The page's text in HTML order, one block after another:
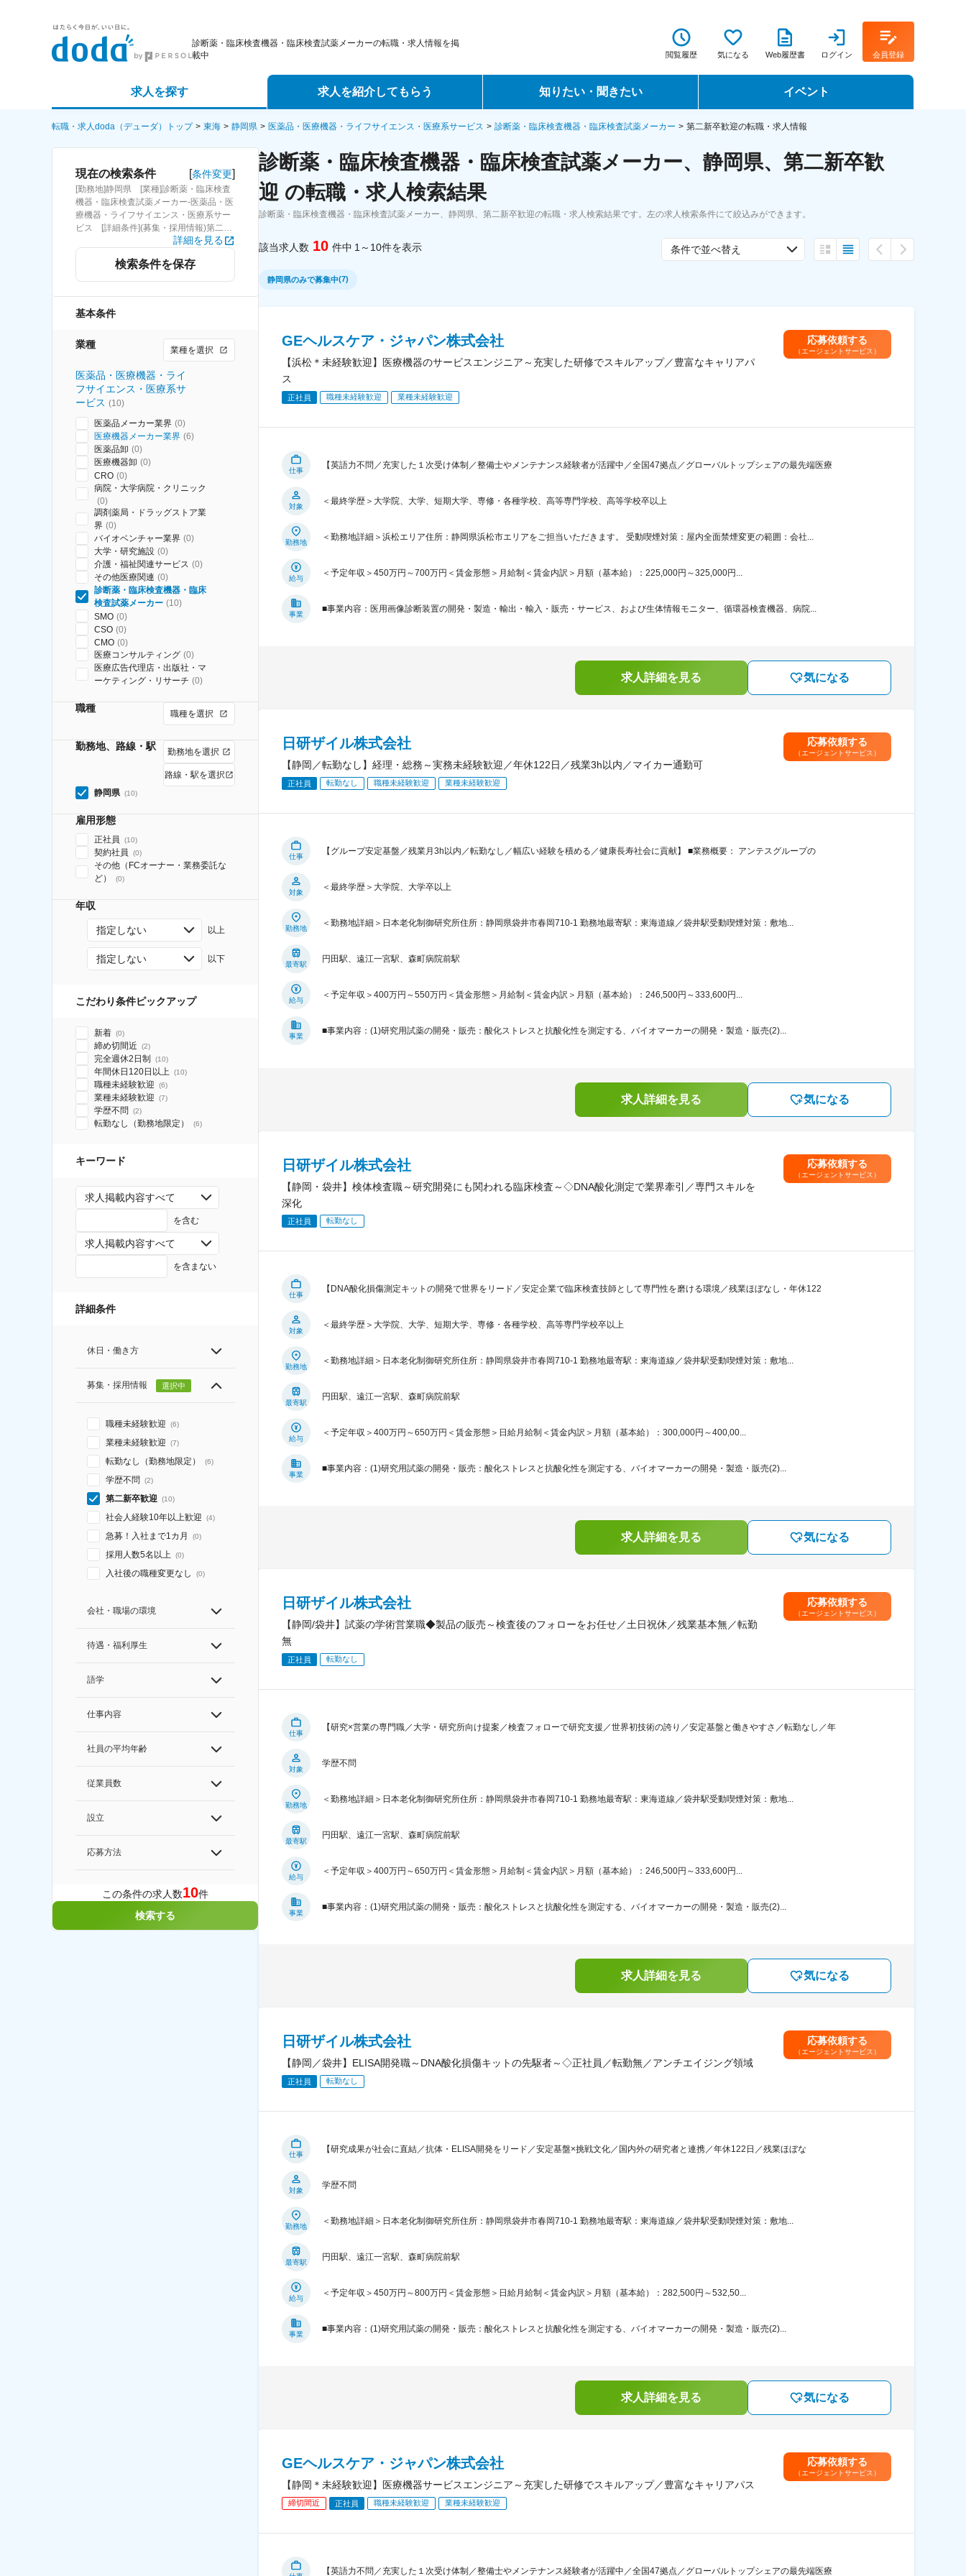
診断薬・臨床検査機器・臨床検査試薬メーカーの転職・求人情報を掲
載中
閲覧履歴 気になる Web履歴書 ログイン 会員登録
求人を探す
詳細条件から探す
求人特集から探す
求人を紹介してもらう
エージェントサービス
スカウトサービス
パートナーエージェントサービス
知りたい・聞きたい
転職ノウハウ
データで見る転職
イベント
転職イベント・転職セミナー
転職フェア
転職・求人doda（デューダ）トップ 東海 静岡県 医薬品・医療機器・ライフサイエンス・医療系サービス 診断薬・臨床検査機器・臨床検査試薬メーカー 第二新卒歓迎の転職・求人情報
現在の検索条件 [条件変更]
[勤務地]静岡県 [業種]診断薬・臨床検査
機器・臨床検査試薬メーカー-医薬品・医
療機器・ライフサイエンス・医療系サー
ビス [詳細条件](募集・採用情報)第二新
詳細を見る
検索条件を保存
基本条件
業種 業種を選択
医薬品・医療機器・ライ
フサイエンス・医療系サ
ービス (10)
医薬品メーカー業界 (0)
医療機器メーカー業界 (6)
医薬品卸 (0)
医療機器卸 (0)
CRO (0)
病院・大学病院・クリニック
(0)
調剤薬局・ドラッグストア業
界 (0)
バイオベンチャー業界 (0)
大学・研究施設 (0)
介護・福祉関連サービス (0)
その他医療関連 (0)
診断薬・臨床検査機器・臨床
検査試薬メーカー (10)
SMO (0)
CSO (0)
CMO (0)
医療コンサルティング (0)
医療広告代理店・出版社・マ
ーケティング・リサーチ (0)
職種 職種を選択
勤務地、路線・駅 勤務地を選択
路線・駅を選択
静岡県 (10)
雇用形態
正社員 (10)
契約社員 (0)
その他（FCオーナー・業務委託な
ど）
(0)
年収
指定しない 以上
指定しない 以下
こだわり条件ピックアップ
新着 (0)
締め切間近 (2)
完全週休2日制 (10)
年間休日120日以上 (10)
職種未経験歓迎 (6)
業種未経験歓迎 (7)
学歴不問 (2)
転勤なし（勤務地限定） (6)
キーワード
求人掲載内容すべて
を含む
求人掲載内容すべて
を含まない
詳細条件
休日・働き方
募集・採用情報 選択中
職種未経験歓迎 (6)
業種未経験歓迎 (7)
転勤なし（勤務地限定） (6)
学歴不問 (2)
第二新卒歓迎 (10)
社会人経験10年以上歓迎 (4)
急募！入社まで1カ月 (0)
採用人数5名以上 (0)
入社後の職種変更なし (0)
会社・職場の環境
待遇・福利厚生
語学
仕事内容
社員の平均年齢
従業員数
設立
応募方法
この条件の求人数10件
検索する
診断薬・臨床検査機器・臨床検査試薬メーカー、静岡県、第二新卒歓
迎 の転職・求人検索結果
診断薬・臨床検査機器・臨床検査試薬メーカー、静岡県、第二新卒歓迎の転職・求人検索結果です。左の求人検索条件にて絞込みができます。
該当求人数 10 件中 1～10件を表示 条件で並べ替え
静岡県のみで募集中(7)
GEヘルスケア・ジャパン株式会社
【浜松＊未経験歓迎】医療機器のサービスエンジニア～充実した研修でスキルアップ／豊富なキャリアパ
ス
正社員 職種未経験歓迎 業種未経験歓迎
応募依頼する
（エージェントサービス）
仕事
【英語力不問／充実した１次受け体制／整備士やメンテナンス経験者が活躍中／全国47拠点／グローバルトップシェアの最先端医療
対象
＜最終学歴＞大学院、大学、短期大学、専修・各種学校、高等専門学校、高等学校卒以上
勤務地
＜勤務地詳細＞浜松エリア住所：静岡県浜松市エリアをご担当いただきます。 受動喫煙対策：屋内全面禁煙変更の範囲：会社...
給与
＜予定年収＞450万円～700万円＜賃金形態＞月給制＜賃金内訳＞月額（基本給）：225,000円～325,000円...
事業
■事業内容：医用画像診断装置の開発・製造・輸出・輸入・販売・サービス、および生体情報モニター、循環器検査機器、病院...
求人詳細を見る 気になる
日研ザイル株式会社
【静岡／転勤なし】経理・総務～実務未経験歓迎／年休122日／残業3h以内／マイカー通勤可
正社員 転勤なし 職種未経験歓迎 業種未経験歓迎
応募依頼する
（エージェントサービス）
仕事
【グループ安定基盤／残業月3h以内／転勤なし／幅広い経験を積める／健康長寿社会に貢献】 ■業務概要： アンテスグループの
対象
＜最終学歴＞大学院、大学卒以上
勤務地
＜勤務地詳細＞日本老化制御研究所住所：静岡県袋井市春岡710-1 勤務地最寄駅：東海道線／袋井駅受動喫煙対策：敷地...
最寄駅
円田駅、遠江一宮駅、森町病院前駅
給与
＜予定年収＞400万円～550万円＜賃金形態＞月給制＜賃金内訳＞月額（基本給）：246,500円～333,600円...
事業
■事業内容：(1)研究用試薬の開発・販売：酸化ストレスと抗酸化性を測定する、バイオマーカーの開発・製造・販売(2)...
求人詳細を見る 気になる
日研ザイル株式会社
【静岡・袋井】検体検査職～研究開発にも関われる臨床検査～◇DNA酸化測定で業界牽引／専門スキルを
深化
正社員 転勤なし
応募依頼する
（エージェントサービス）
仕事
【DNA酸化損傷測定キットの開発で世界をリード／安定企業で臨床検査技師として専門性を磨ける環境／残業ほぼなし・年休122
対象
＜最終学歴＞大学院、大学、短期大学、専修・各種学校、高等専門学校卒以上
勤務地
＜勤務地詳細＞日本老化制御研究所住所：静岡県袋井市春岡710-1 勤務地最寄駅：東海道線／袋井駅受動喫煙対策：敷地...
最寄駅
円田駅、遠江一宮駅、森町病院前駅
給与
＜予定年収＞400万円～650万円＜賃金形態＞日給月給制＜賃金内訳＞月額（基本給）：300,000円～400,00...
事業
■事業内容：(1)研究用試薬の開発・販売：酸化ストレスと抗酸化性を測定する、バイオマーカーの開発・製造・販売(2)...
求人詳細を見る 気になる
日研ザイル株式会社
【静岡/袋井】試薬の学術営業職◆製品の販売～検査後のフォローをお任せ／土日祝休／残業基本無／転勤
無
正社員 転勤なし
応募依頼する
（エージェントサービス）
仕事
【研究×営業の専門職／大学・研究所向け提案／検査フォローで研究支援／世界初技術の誇り／安定基盤と働きやすさ／転勤なし／年
対象
学歴不問
勤務地
＜勤務地詳細＞日本老化制御研究所住所：静岡県袋井市春岡710-1 勤務地最寄駅：東海道線／袋井駅受動喫煙対策：敷地...
最寄駅
円田駅、遠江一宮駅、森町病院前駅
給与
＜予定年収＞400万円～650万円＜賃金形態＞月給制＜賃金内訳＞月額（基本給）：246,500円～333,600円...
事業
■事業内容：(1)研究用試薬の開発・販売：酸化ストレスと抗酸化性を測定する、バイオマーカーの開発・製造・販売(2)...
求人詳細を見る 気になる
日研ザイル株式会社
【静岡／袋井】ELISA開発職～DNA酸化損傷キットの先駆者～◇正社員／転勤無／アンチエイジング領域
正社員 転勤なし
応募依頼する
（エージェントサービス）
仕事
【研究成果が社会に直結／抗体・ELISA開発をリード／安定基盤×挑戦文化／国内外の研究者と連携／年休122日／残業ほぼな
対象
学歴不問
勤務地
＜勤務地詳細＞日本老化制御研究所住所：静岡県袋井市春岡710-1 勤務地最寄駅：東海道線／袋井駅受動喫煙対策：敷地...
最寄駅
円田駅、遠江一宮駅、森町病院前駅
給与
＜予定年収＞450万円～800万円＜賃金形態＞日給月給制＜賃金内訳＞月額（基本給）：282,500円～532,50...
事業
■事業内容：(1)研究用試薬の開発・販売：酸化ストレスと抗酸化性を測定する、バイオマーカーの開発・製造・販売(2)...
求人詳細を見る 気になる
GEヘルスケア・ジャパン株式会社
【静岡＊未経験歓迎】医療機器サービスエンジニア～充実した研修でスキルアップ／豊富なキャリアパス
締切間近 正社員 職種未経験歓迎 業種未経験歓迎
応募依頼する
（エージェントサービス）
【英語力不問／充実した１次受け体制／整備士やメンテナンス経験者が活躍中／全国47拠点／グローバルトップシェアの最先端医療